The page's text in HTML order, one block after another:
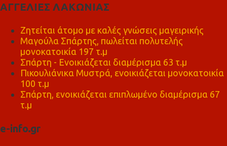
ΑΓΓΕΛΙΕΣ ΛΑΚΩΝΙΑΣ
Ζητείται άτομο με καλές γνώσεις μαγειρικής
Μαγούλα Σπάρτης, πωλείται πολυτελής
μονοκατοικία 197 τ.μ
Σπάρτη - Ενοικιάζεται διαμέρισμα 63 τ.μ
Πικουλιάνικα Μυστρά, ενοικιάζεται μονοκατοικία
100 τ.μ
Σπάρτη, ενοικιάζεται επιπλωμένο διαμέρισμα 67
τ.μ
e-info.gr